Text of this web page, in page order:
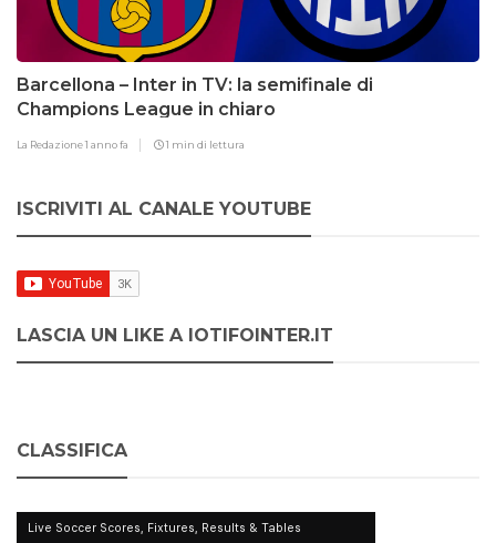
Barcellona – Inter in TV: la semifinale di
Champions League in chiaro
La Redazione1 anno fa 1 min di lettura
ISCRIVITI AL CANALE YOUTUBE
LASCIA UN LIKE A IOTIFOINTER.IT
CLASSIFICA